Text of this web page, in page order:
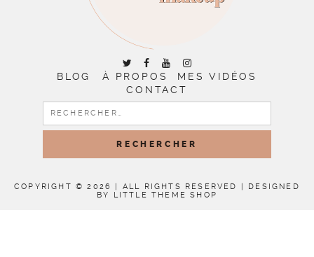
BLOG À PROPOS
MES VIDÉOS
CONTACT
RECHERCHER :
COPYRIGHT © 2026 | ALL RIGHTS RESERVED | DESIGNED
BY LITTLE THEME SHOP